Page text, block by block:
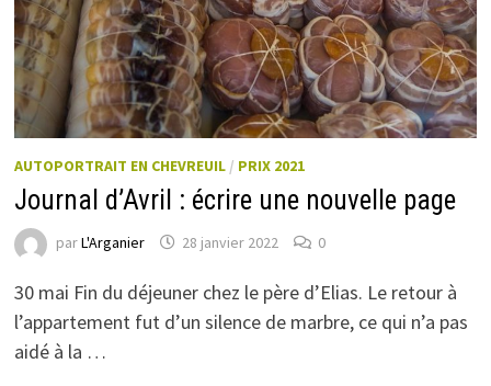
AUTOPORTRAIT EN CHEVREUIL/ PRIX 2021
Journal d’Avril : écrire une nouvelle page
parL'Arganier 28 janvier 2022 0
30 mai Fin du déjeuner chez le père d’Elias. Le retour à
l’appartement fut d’un silence de marbre, ce qui n’a pas
aidé à la …